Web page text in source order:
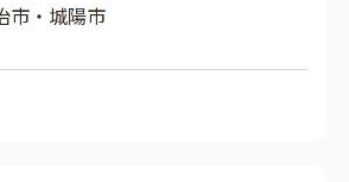
市・城陽市